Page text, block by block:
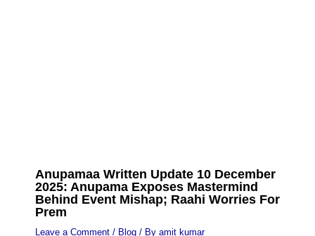
Anupamaa Written Update 10 December
2025: Anupama Exposes Mastermind
Behind Event Mishap; Raahi Worries For
Prem
Leave a Comment / Blog/ By amit kumar